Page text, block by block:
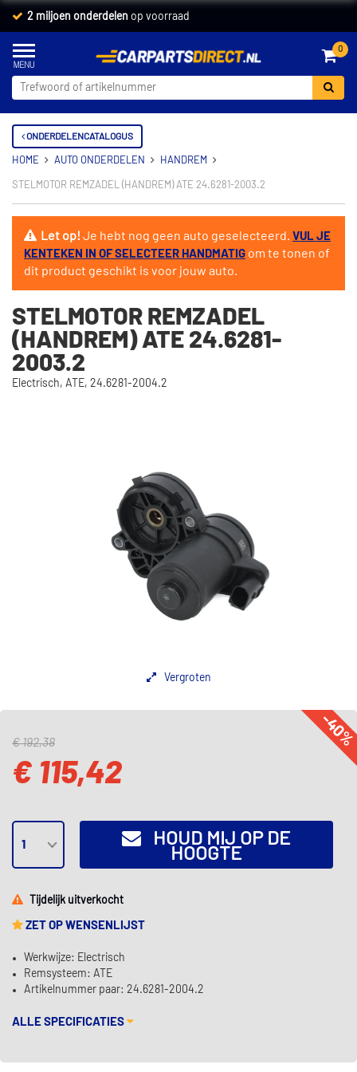
2 miljoen onderdelen op voorraad
0
ONDERDELENCATALOGUS
HOME AUTO ONDERDELEN HANDREM
STELMOTOR REMZADEL (HANDREM) ATE 24.6281-2003.2
Let op!Je hebt nog geen auto geselecteerd. VUL JE
KENTEKEN IN OF SELECTEER HANDMATIG om te tonen of
dit product geschikt is voor jouw auto.
STELMOTOR REMZADEL
(HANDREM) ATE 24.6281-
2003.2
Electrisch, ATE, 24.6281-2004.2
Vergroten
-
€ 192,38
€ 115,42
HOUD MIJ OP DE
HOOGTE
Tijdelijk uitverkocht
ZET OP WENSENLIJST
Werkwijze: Electrisch
Remsysteem: ATE
Artikelnummer paar: 24.6281-2004.2
ALLE SPECIFICATIES